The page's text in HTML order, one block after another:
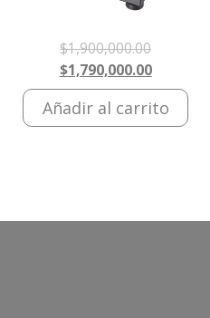
$1,900,000.00El
precio
original
era:
$1,790,000.00El
precio
actual
Añadir al carrito